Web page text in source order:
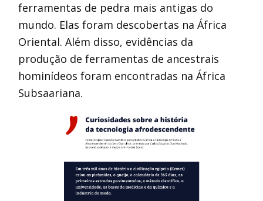
ferramentas de pedra mais antigas do
mundo. Elas foram descobertas na África
Oriental. Além disso, evidências da
produção de ferramentas de ancestrais
hominídeos foram encontradas na África
Subsaariana.